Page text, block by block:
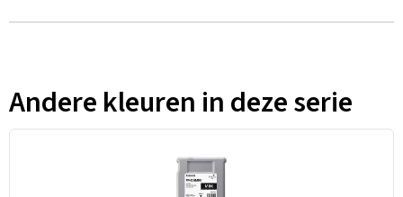
Andere kleuren in deze serie